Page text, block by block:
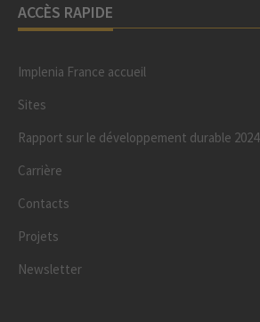
ACCÈS RAPIDE
Implenia France accueil
Sites
Rapport sur le développement durable 2024
Carrière
Contacts
Projets
Newsletter